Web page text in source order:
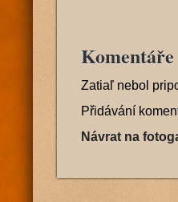
Komentáře
Zatiaľ nebol
Přidávání
Návrat na